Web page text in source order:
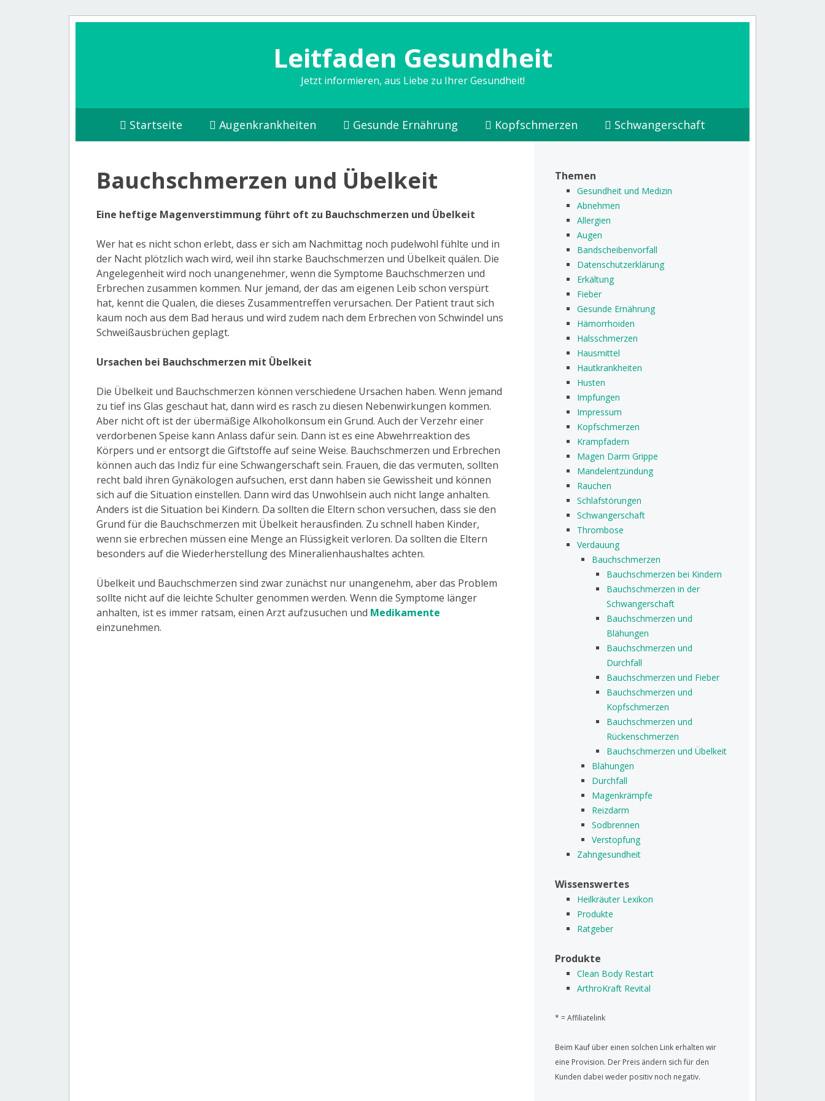
Leitfaden Gesundheit
Jetzt informieren, aus Liebe zu Ihrer Gesundheit!
Startseite Augenkrankheiten Gesunde Ernährung Kopfschmerzen Schwangerschaft
Bauchschmerzen und Übelkeit
Eine heftige Magenverstimmung führt oft zu Bauchschmerzen und Übelkeit
Wer hat es nicht schon erlebt, dass er sich am Nachmittag noch pudelwohl fühlte und in
der Nacht plötzlich wach wird, weil ihn starke Bauchschmerzen und Übelkeit quälen. Die
Angelegenheit wird noch unangenehmer, wenn die Symptome Bauchschmerzen und
Erbrechen zusammen kommen. Nur jemand, der das am eigenen Leib schon verspürt
hat, kennt die Qualen, die dieses Zusammentreffen verursachen. Der Patient traut sich
kaum noch aus dem Bad heraus und wird zudem nach dem Erbrechen von Schwindel uns
Schweißausbrüchen geplagt.
Ursachen bei Bauchschmerzen mit Übelkeit
Die Übelkeit und Bauchschmerzen können verschiedene Ursachen haben. Wenn jemand
zu tief ins Glas geschaut hat, dann wird es rasch zu diesen Nebenwirkungen kommen.
Aber nicht oft ist der übermäßige Alkoholkonsum ein Grund. Auch der Verzehr einer
verdorbenen Speise kann Anlass dafür sein. Dann ist es eine Abwehrreaktion des
Körpers und er entsorgt die Giftstoffe auf seine Weise. Bauchschmerzen und Erbrechen
können auch das Indiz für eine Schwangerschaft sein. Frauen, die das vermuten, sollten
recht bald ihren Gynäkologen aufsuchen, erst dann haben sie Gewissheit und können
sich auf die Situation einstellen. Dann wird das Unwohlsein auch nicht lange anhalten.
Anders ist die Situation bei Kindern. Da sollten die Eltern schon versuchen, dass sie den
Grund für die Bauchschmerzen mit Übelkeit herausfinden. Zu schnell haben Kinder,
wenn sie erbrechen müssen eine Menge an Flüssigkeit verloren. Da sollten die Eltern
besonders auf die Wiederherstellung des Mineralienhaushaltes achten.
Übelkeit und Bauchschmerzen sind zwar zunächst nur unangenehm, aber das Problem
sollte nicht auf die leichte Schulter genommen werden. Wenn die Symptome länger
anhalten, ist es immer ratsam, einen Arzt aufzusuchen und Medikamente
einzunehmen.
Themen
Gesundheit und Medizin
Abnehmen
Allergien
Augen
Bandscheibenvorfall
Datenschutzerklärung
Erkältung
Fieber
Gesunde Ernährung
Hämorrhoiden
Halsschmerzen
Hausmittel
Hautkrankheiten
Husten
Impfungen
Impressum
Kopfschmerzen
Krampfadern
Magen Darm Grippe
Mandelentzündung
Rauchen
Schlafstörungen
Schwangerschaft
Thrombose
Verdauung
Bauchschmerzen
Bauchschmerzen bei Kindern
Bauchschmerzen in der
Schwangerschaft
Bauchschmerzen und
Blähungen
Bauchschmerzen und
Durchfall
Bauchschmerzen und Fieber
Bauchschmerzen und
Kopfschmerzen
Bauchschmerzen und
Rückenschmerzen
Bauchschmerzen und Übelkeit
Blähungen
Durchfall
Magenkrämpfe
Reizdarm
Sodbrennen
Verstopfung
Zahngesundheit
Wissenswertes
Heilkräuter Lexikon
Produkte
Ratgeber
Produkte
Clean Body Restart
ArthroKraft Revital
* = Affiliatelink
Beim Kauf über einen solchen Link erhalten wir
eine Provision. Der Preis ändern sich für den
Kunden dabei weder positiv noch negativ.